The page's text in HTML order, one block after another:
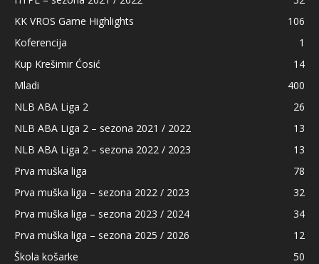
KK VROS Game Highlights
106
Koferencija
1
Kup Krešimir Ćosić
14
Mladi
400
NLB ABA Liga 2
26
NLB ABA Liga 2 – sezona 2021 / 2022
13
NLB ABA Liga 2 – sezona 2022 / 2023
13
Prva muška liga
78
Prva muška liga – sezona 2022 / 2023
32
Prva muška liga – sezona 2023 / 2024
34
Prva muška liga – sezona 2025 / 2026
12
Škola košarke
50